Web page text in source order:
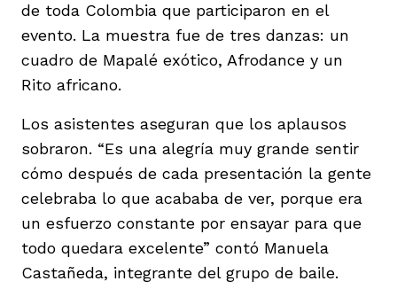
de toda Colombia que participaron en el
evento. La muestra fue de tres danzas: un
cuadro de Mapalé exótico, Afrodance y un
Rito africano.
Los asistentes aseguran que los aplausos
sobraron. “Es una alegría muy grande sentir
cómo después de cada presentación la gente
celebraba lo que acababa de ver, porque era
un esfuerzo constante por ensayar para que
todo quedara excelente” contó Manuela
Castañeda, integrante del grupo de baile.